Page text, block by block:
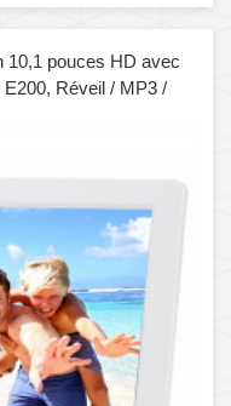
10,1 pouces HD avec
Réveil / MP3 /